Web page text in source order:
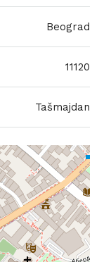
Beograd
11120
Tašmajdan